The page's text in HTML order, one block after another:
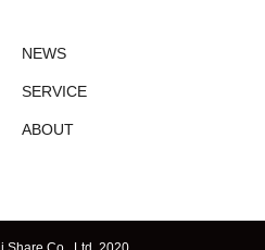
NEWS
SERVICE
ABOUT